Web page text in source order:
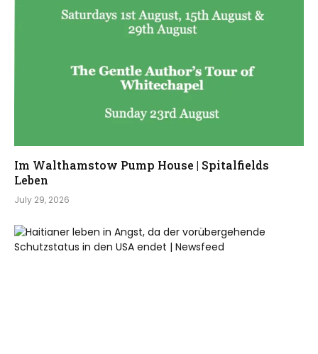
Im Walthamstow Pump House | Spitalfields
Leben
July 29, 2026